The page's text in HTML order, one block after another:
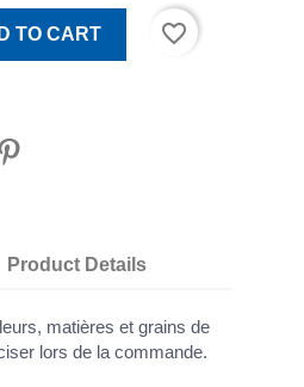
TO CART
favorite_border
Product Details
matières et grains de
lors de la commande.